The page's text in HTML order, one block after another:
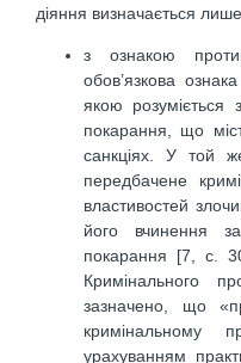
діяння визначається
з ознакою
обов’язкова
якою розуміється
покарання, що
санкціях. У той
передбачене
властивостей
його вчинення
покарання [7, с.
Кримінального
зазначено, що
кримінальному
урахуванням